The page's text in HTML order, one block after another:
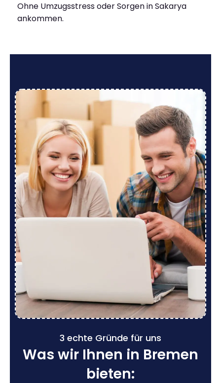
Ohne Umzugsstress oder Sorgen in Sakarya
ankommen.
3 echte Gründe für uns
Was wir Ihnen in Bremen
bieten: